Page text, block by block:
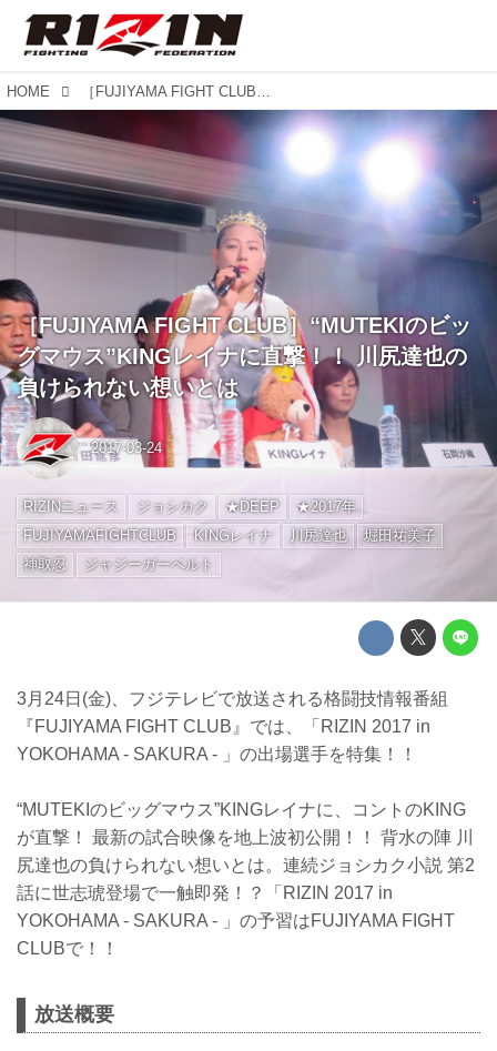
HOME ［FUJIYAMA FIGHT CLUB］“MUTEKIのビッグマウス”KINGレイナに直撃！！ 川尻達也の負けられない想いとは
［FUJIYAMA FIGHT CLUB］“MUTEKIのビッ
グマウス”KINGレイナに直撃！！ 川尻達也の
負けられない想いとは
2017-03-24
RIZINニュース ジョシカク ★DEEP
★2017年
FUJIYAMAFIGHTCLUB
KINGレイナ 川尻達也
堀田祐美子
神取忍
ジャジーガーベルト
3月24日(金)、フジテレビで放送される格闘技情報番組
『FUJIYAMA FIGHT CLUB』では、「RIZIN 2017 in
YOKOHAMA - SAKURA - 」の出場選手を特集！！
“MUTEKIのビッグマウス”KINGレイナに、コントのKING
が直撃！ 最新の試合映像を地上波初公開！！ 背水の陣 川
尻達也の負けられない想いとは。連続ジョシカク小説 第2
話に世志琥登場で一触即発！？「RIZIN 2017 in
YOKOHAMA - SAKURA - 」の予習はFUJIYAMA FIGHT
CLUBで！！
放送概要